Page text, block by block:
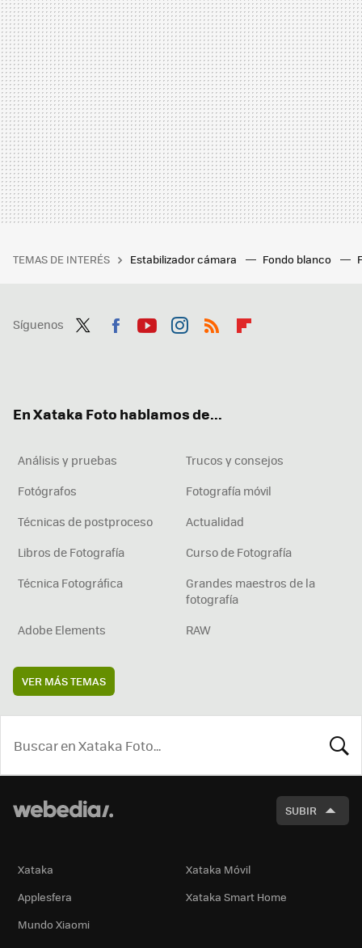
TEMAS DE INTERÉS Estabilizador cámara Fondo blanco
Síguenos
En Xataka Foto hablamos de...
Análisis y pruebas
Trucos y consejos
Fotógrafos
Fotografía móvil
Técnicas de postproceso
Actualidad
Libros de Fotografía
Curso de Fotografía
Técnica Fotográfica
Grandes maestros de la
fotografía
Adobe Elements
RAW
VER MÁS TEMAS
SUBIR
Xataka
Xataka Móvil
Applesfera
Xataka Smart Home
Mundo Xiaomi